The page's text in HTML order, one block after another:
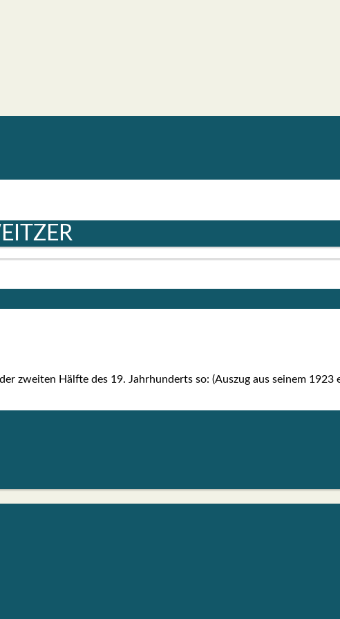
zwei­ten Hälf­te des 19. Jahr­hun­derts so: (Aus­zug aus sei­nem